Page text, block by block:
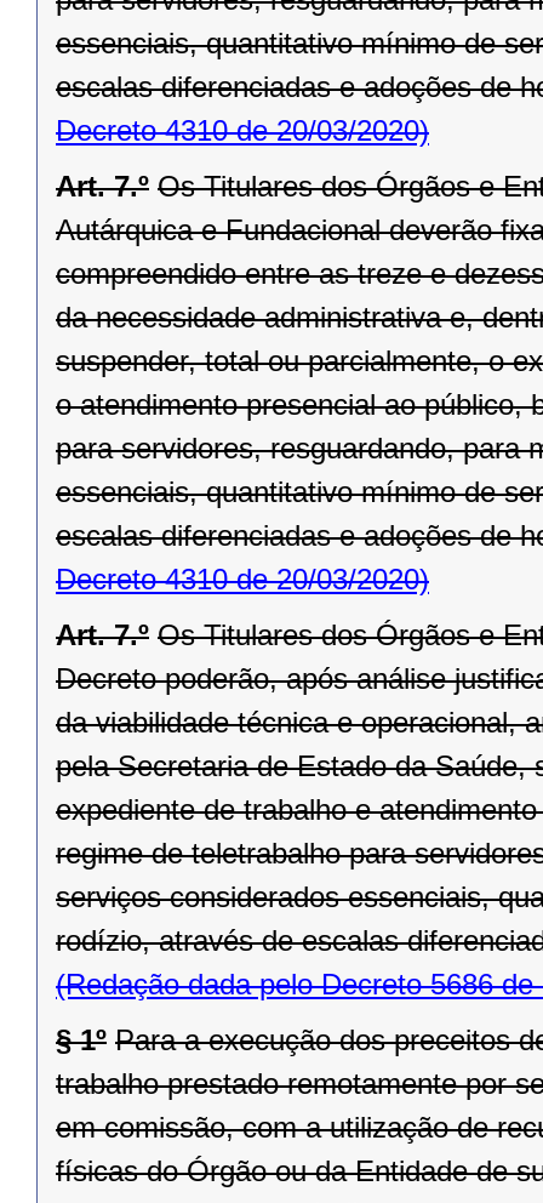
essenciais, quantitativo mínimo de
escalas diferenciadas e adoções de
Decreto 4310 de 20/03/2020)
Art. 7.º Os Titulares dos Órgãos e
Autárquica e Fundacional deverão
compreendido entre as treze e
da necessidade administrativa e,
suspender, total ou parcialmente, o
o atendimento presencial ao público,
para servidores, resguardando, para
essenciais, quantitativo mínimo de
escalas diferenciadas e adoções de
Decreto 4310 de 20/03/2020)
Art. 7.º Os Titulares dos Órgãos e
Decreto poderão, após análise
da viabilidade técnica e operacional,
pela Secretaria de Estado da
expediente de trabalho e
regime de teletrabalho para
serviços considerados essenciais,
rodízio, através de escalas
(Redação dada pelo Decreto 5686 de
§ 1º Para a execução dos preceitos
trabalho prestado remotamente por
em comissão, com a utilização de
físicas do Órgão ou da Entidade de